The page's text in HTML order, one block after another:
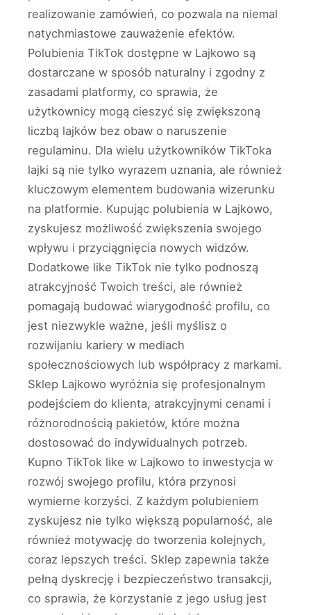
realizowanie zamówień, co pozwala na niemal
natychmiastowe zauważenie efektów.
Polubienia TikTok dostępne w Lajkowo są
dostarczane w sposób naturalny i zgodny z
zasadami platformy, co sprawia, że
użytkownicy mogą cieszyć się zwiększoną
liczbą lajków bez obaw o naruszenie
regulaminu. Dla wielu użytkowników TikToka
lajki są nie tylko wyrazem uznania, ale również
kluczowym elementem budowania wizerunku
na platformie. Kupując polubienia w Lajkowo,
zyskujesz możliwość zwiększenia swojego
wpływu i przyciągnięcia nowych widzów.
Dodatkowe like TikTok nie tylko podnoszą
atrakcyjność Twoich treści, ale również
pomagają budować wiarygodność profilu, co
jest niezwykle ważne, jeśli myślisz o
rozwijaniu kariery w mediach
społecznościowych lub współpracy z markami.
Sklep Lajkowo wyróżnia się profesjonalnym
podejściem do klienta, atrakcyjnymi cenami i
różnorodnością pakietów, które można
dostosować do indywidualnych potrzeb.
Kupno TikTok like w Lajkowo to inwestycja w
rozwój swojego profilu, która przynosi
wymierne korzyści. Z każdym polubieniem
zyskujesz nie tylko większą popularność, ale
również motywację do tworzenia kolejnych,
coraz lepszych treści. Sklep zapewnia także
pełną dyskrecję i bezpieczeństwo transakcji,
co sprawia, że korzystanie z jego usług jest